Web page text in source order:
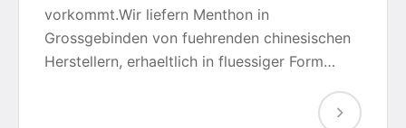
vorkommt.Wir liefern Menthon in
Grossgebinden von fuehrenden chinesischen
Herstellern, erhaeltlich in fluessiger Form…